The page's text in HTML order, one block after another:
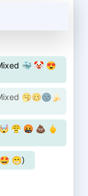
🐳 🤡 😍
🥱🥴🌚🍌
😤 🤬 💩 🖕
😁）
更新时间: 2026-08-07